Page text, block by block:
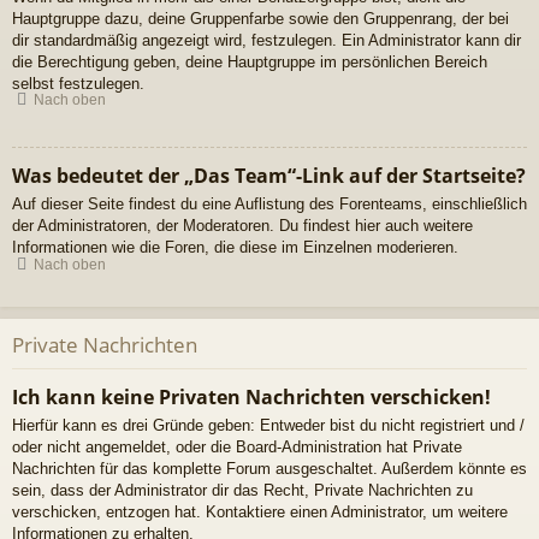
Hauptgruppe dazu, deine Gruppenfarbe sowie den Gruppenrang, der bei
dir standardmäßig angezeigt wird, festzulegen. Ein Administrator kann dir
die Berechtigung geben, deine Hauptgruppe im persönlichen Bereich
selbst festzulegen.
Nach oben
Was bedeutet der „Das Team“-Link auf der Startseite?
Auf dieser Seite findest du eine Auflistung des Forenteams, einschließlich
der Administratoren, der Moderatoren. Du findest hier auch weitere
Informationen wie die Foren, die diese im Einzelnen moderieren.
Nach oben
Private Nachrichten
Ich kann keine Privaten Nachrichten verschicken!
Hierfür kann es drei Gründe geben: Entweder bist du nicht registriert und /
oder nicht angemeldet, oder die Board-Administration hat Private
Nachrichten für das komplette Forum ausgeschaltet. Außerdem könnte es
sein, dass der Administrator dir das Recht, Private Nachrichten zu
verschicken, entzogen hat. Kontaktiere einen Administrator, um weitere
Informationen zu erhalten.